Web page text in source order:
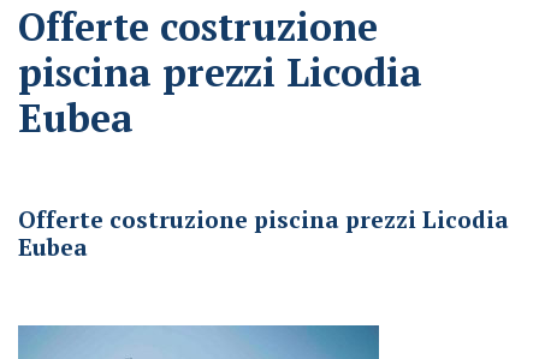
Offerte costruzione
piscina prezzi Licodia
Eubea
Offerte costruzione piscina prezzi Licodia
Eubea